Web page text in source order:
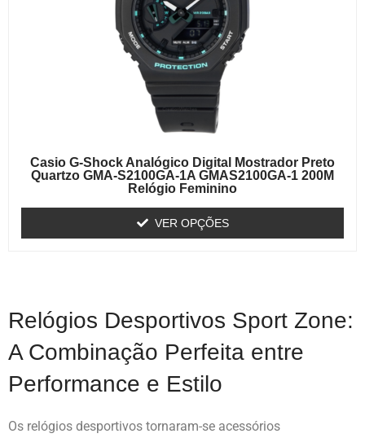
Casio G-Shock Analógico Digital Mostrador Preto
Quartzo GMA-S2100GA-1A GMAS2100GA-1 200M
Relógio Feminino
VER OPÇÕES
Relógios Desportivos Sport Zone:
A Combinação Perfeita entre
Performance e Estilo
Os relógios desportivos tornaram-se acessórios